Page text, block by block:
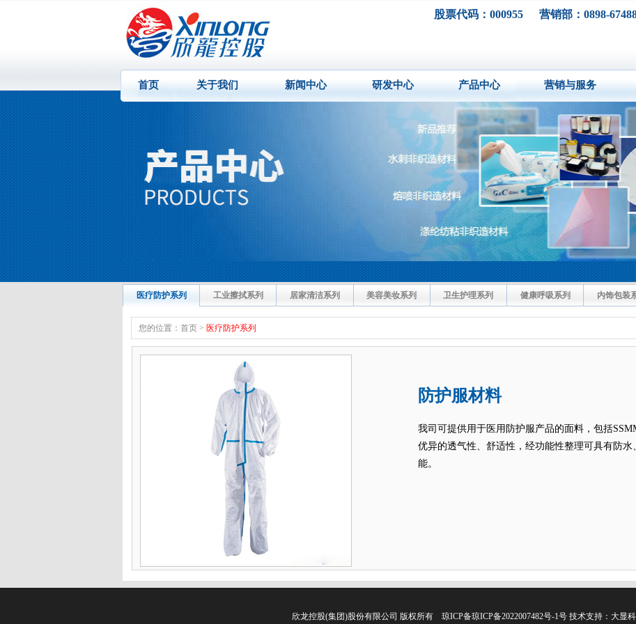
首页 关于我们 新闻中心 研发中心 产品中心 营销与服务
股票代码：000955 营销部：0898-
医疗防护系列 工业擦拭系列 居家清洁系列 美容美妆系列 卫生护理系列 健康呼吸系列 内饰包装
您的位置： 首页 > 医疗防护系列
防护服材料
我司可提供用于医用防护服产品的面料，包括
优异的透气性、舒适性，经功能性整理可具有防
能。
欣龙控股(集团)股份有限公司 版权所有 琼ICP备琼ICP备2022007482号-1号 技术支持： 大显